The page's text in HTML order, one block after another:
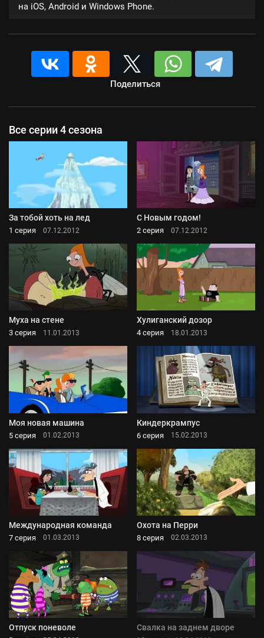
на iOS, Android и Windows Phone.
Поделиться
Все серии 4 сезона
За тобой хоть на лед
1 серия 07.12.2012
С Новым годом!
2 серия 07.12.2012
Муха на стене
3 серия 11.01.2013
Хулиганский дозор
4 серия 18.01.2013
Моя новая машина
5 серия 01.02.2013
Киндеркрампус
6 серия 15.02.2013
Международная команда
7 серия 01.03.2013
Охота на Перри
8 серия 02.03.2013
Отпуск поневоле Свалка на заднем дворе